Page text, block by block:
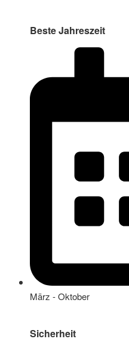
Beste Jahreszeit
März - Oktober
Sicherheit